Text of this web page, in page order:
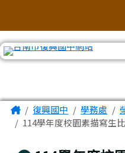
主內容區域
Home復興國中 學務處
114學年度校園素描寫生
頁尾區域